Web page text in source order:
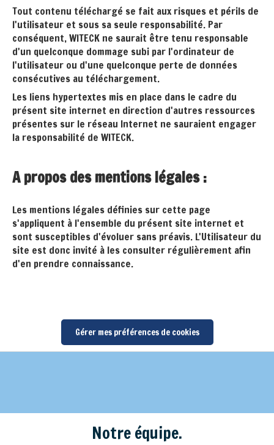
Tout contenu téléchargé se fait aux risques et périls de
l'utilisateur et sous sa seule responsabilité. Par
conséquent, WITECK ne saurait être tenu responsable
d'un quelconque dommage subi par l'ordinateur de
l'utilisateur ou d'une quelconque perte de données
consécutives au téléchargement.
Les liens hypertextes mis en place dans le cadre du
présent site internet en direction d'autres ressources
présentes sur le réseau Internet ne sauraient engager
la responsabilité de WITECK.
A propos des mentions légales :
Les mentions légales définies sur cette page
s'appliquent à l'ensemble du présent site internet et
sont susceptibles d'évoluer sans préavis. L'Utilisateur du
site est donc invité à les consulter régulièrement afin
d'en prendre connaissance.
Gérer mes préférences de cookies
Notre équipe.